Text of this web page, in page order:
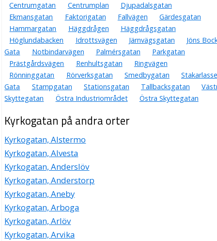
Centrumgatan
Centrumplan
Djupadalsgatan
Ekmansgatan
Faktorigatan Fallvägen
Gärdesgatan
Hammargatan
Häggdrågen
Häggdrågsgatan
Höglundabacken
Idrottsvägen Järnvägsgatan
Jöns
Gata
Notbindarvägen Palmérsgatan
Parkgatan
Prästgårdsvägen
Renhultsgatan
Ringvägen
Rönninggatan
Rörverksgatan Smedbygatan
Gata
Stampgatan Stationsgatan Tallbacksgatan
Skyttegatan
Östra Industriområdet Östra Skyttegatan
Kyrkogatan på andra orter
Kyrkogatan, Alstermo
Kyrkogatan, Alvesta
Kyrkogatan, Anderslöv
Kyrkogatan, Anderstorp
Kyrkogatan, Aneby
Kyrkogatan, Arboga
Kyrkogatan, Arlöv
Kyrkogatan, Arvika